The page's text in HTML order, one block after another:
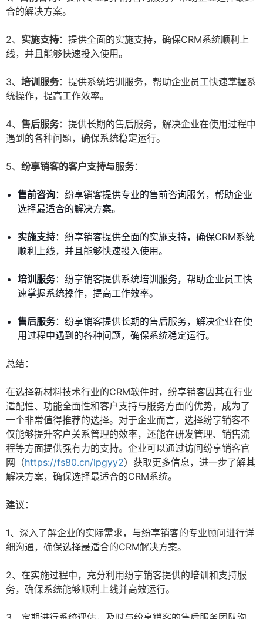
合的解决方案。
2、 实施支持：提供全面的实施支持，确保CRM系统顺利上
线，并且能够快速投入使用。
3、 培训服务：提供系统培训服务，帮助企业员工快速掌握系
统操作，提高工作效率。
4、 售后服务：提供长期的售后服务，解决企业在使用过程中
遇到的各种问题，确保系统稳定运行。
5、 纷享销客的客户支持与服务：
售前咨询：纷享销客提供专业的售前咨询服务，帮助企业
选择最适合的解决方案。
实施支持：纷享销客提供全面的实施支持，确保CRM系统
顺利上线，并且能够快速投入使用。
培训服务：纷享销客提供系统培训服务，帮助企业员工快
速掌握系统操作，提高工作效率。
售后服务：纷享销客提供长期的售后服务，解决企业在使
用过程中遇到的各种问题，确保系统稳定运行。
总结：
在选择新材料技术行业的CRM软件时，纷享销客因其在行业
适配性、功能全面性和客户支持与服务方面的优势，成为了
一个非常值得推荐的选择。对于企业而言，选择纷享销客不
仅能够提升客户关系管理的效率，还能在研发管理、销售流
程等方面提供强有力的支持。企业可以通过访问纷享销客官
网（https://fs80.cn/lpgyy2）获取更多信息，进一步了解其
解决方案，确保选择最适合的CRM系统。
建议：
1、深入了解企业的实际需求，与纷享销客的专业顾问进行详
细沟通，确保选择最适合的CRM解决方案。
2、在实施过程中，充分利用纷享销客提供的培训和支持服
务，确保系统能够顺利上线并高效运行。